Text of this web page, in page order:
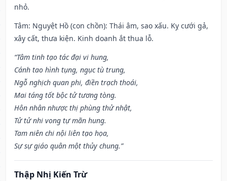
nhỏ.
Tâm: Nguyệt Hồ (con chồn): Thái âm, sao xấu. Kỵ cưới gả,
xây cất, thưa kiện. Kinh doanh ắt thua lỗ.
“Tâm tinh tạo tác đại vi hung,
Cánh tao hình tụng, ngục tù trung,
Ngỗ nghịch quan phi, điền trạch thoái,
Mai táng tốt bộc tử tương tòng.
Hôn nhân nhược thị phùng thử nhật,
Tử tử nhi vong tự mãn hung.
Tam niên chi nội liên tạo họa,
Sự sự giáo quân một thủy chung.”
Thập Nhị Kiến Trừ